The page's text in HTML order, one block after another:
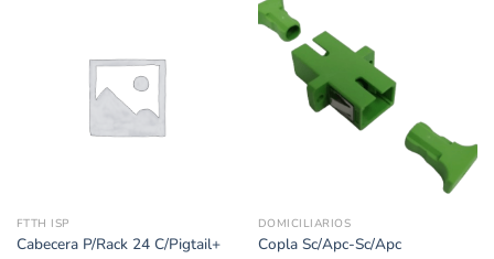
FTTH ISP
Cabecera P/Rack 24 C/Pigtail+
DOMICILIARIOS
Copla Sc/Apc-Sc/Apc